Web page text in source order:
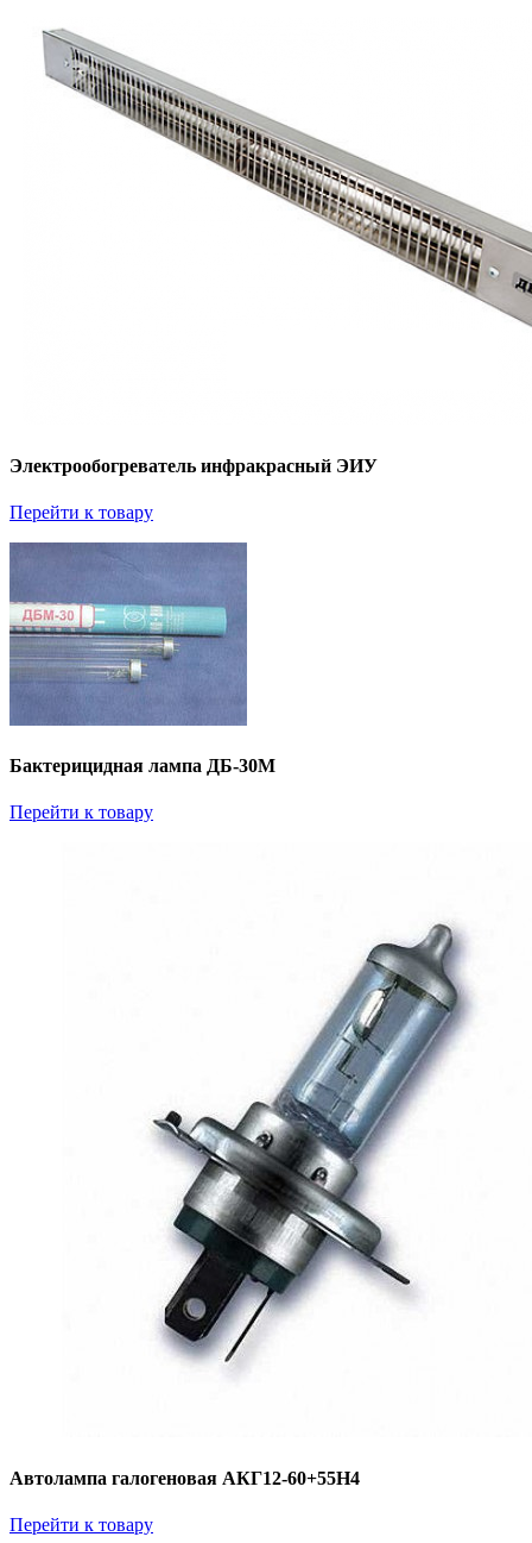
Электрообогреватель инфракрасный ЭИУ
Перейти к товару
Бактерицидная лампа ДБ-30М
Перейти к товару
Автолампа галогеновая АКГ12-60+55Н4
Перейти к товару